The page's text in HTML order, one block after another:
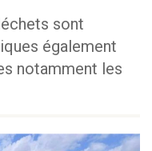
sont
également
notamment les